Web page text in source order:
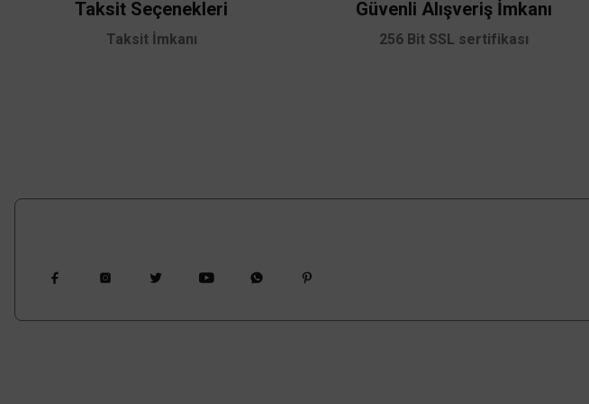
Ürün fiyatı diğer sitelerden daha pahalı.
Bu ürüne benzer farklı alternatifler olmalı.
Taksit Seçenekleri
Taksit İmkanı
Güvenli Alışveriş İmkanı
256 Bit SSL sertifikası